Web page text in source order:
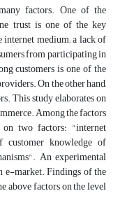
factors. One of the
trust is one of the key
internet medium; a lack of
from participating in
customers is one of the
On the other hand,
This study elaborates on
Among the factors
two factors: "internet
knowledge of
An experimental
e-market. Findings of the
above factors on the level